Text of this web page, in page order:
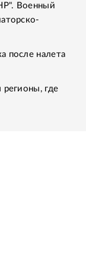
Военный
после налета
регионы, где